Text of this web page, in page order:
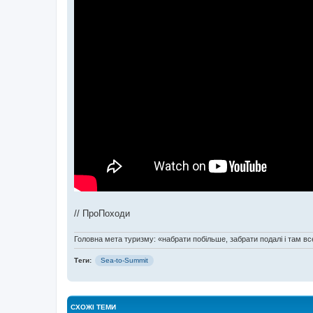
// ПроПоходи
Головна мета туризму: «набрати побільше, забрати подалі і там
Теги: Sea-to-Summit
СХОЖІ ТЕМИ